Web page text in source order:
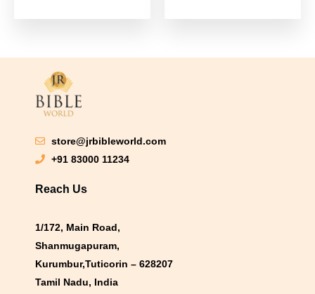
store@jrbibleworld.com
+91 83000 11234
Reach Us
1/172, Main Road,
Shanmugapuram,
Kurumbur,Tuticorin – 628207
Tamil Nadu, India